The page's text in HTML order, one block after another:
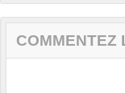
COMMENTEZ